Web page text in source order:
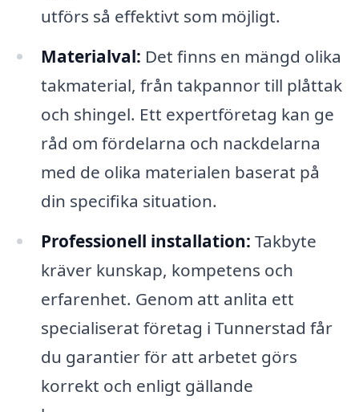
utförs så effektivt som möjligt.
Materialval: Det finns en mängd olika
takmaterial, från takpannor till plåttak
och shingel. Ett expertföretag kan ge
råd om fördelarna och nackdelarna
med de olika materialen baserat på
din specifika situation.
Professionell installation: Takbyte
kräver kunskap, kompetens och
erfarenhet. Genom att anlita ett
specialiserat företag i Tunnerstad får
du garantier för att arbetet görs
korrekt och enligt gällande